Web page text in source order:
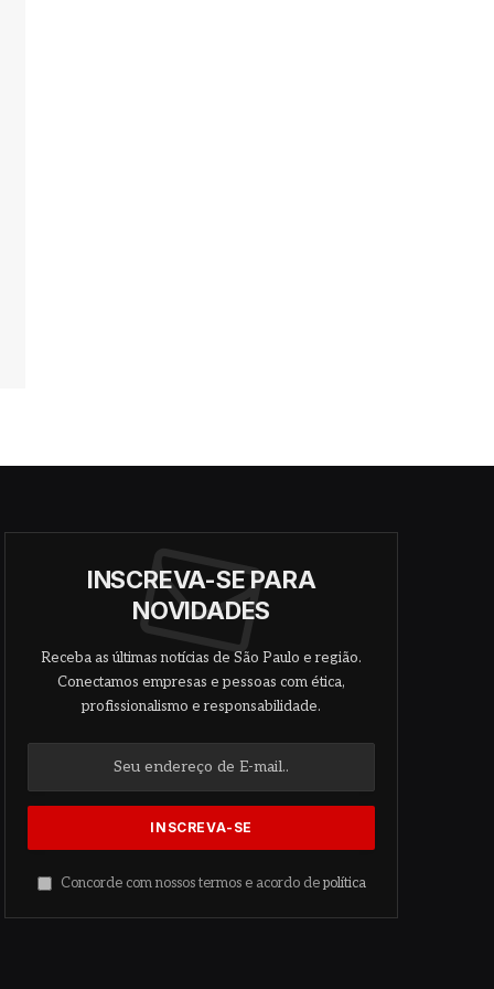
INSCREVA-SE PARA
NOVIDADES
Receba as últimas notícias de São Paulo e região.
Conectamos empresas e pessoas com ética,
profissionalismo e responsabilidade.
Concorde com nossos termos e acordo de política